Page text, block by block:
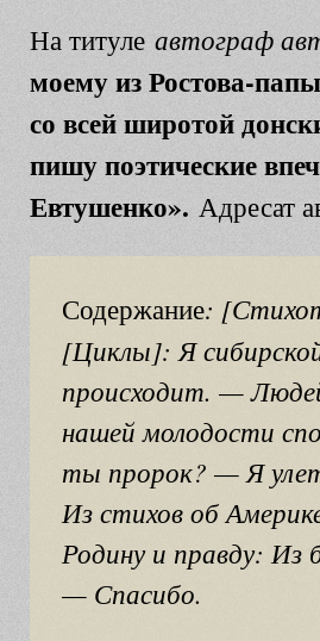
На титуле автограф
моему из Ростова-
со всей широтой
пишу поэтические
Евтушенко». Адресат
Содержание:
[Циклы]: Я
происходит. —
нашей молодости
ты пророк? — Я
Из стихов об
Родину и правду:
— Спасибо.